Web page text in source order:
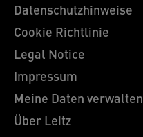
Datenschutzhinweise
Cookie Richtlinie
Legal Notice
Impressum
Meine Daten verwalten
Über Leitz